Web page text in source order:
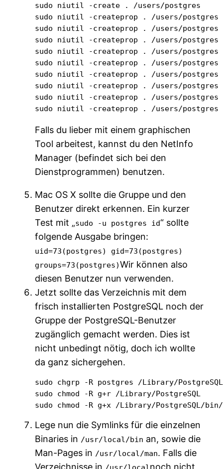
sudo niutil -create . /users/postgres
sudo niutil -createprop . /users/postgres
sudo niutil -createprop . /users/postgres
sudo niutil -createprop . /users/postgres
sudo niutil -createprop . /users/postgres
sudo niutil -createprop . /users/
sudo niutil -createprop . /users/postgres
sudo niutil -createprop . /users/postgres
sudo niutil -createprop . /users/postgres
sudo niutil -createprop . /users/postgres
Falls du lieber mit einem graphischen
Tool arbeitest, kannst du den NetInfo
Manager (befindet sich bei den
Dienstprogrammen) benutzen.
Mac OS X sollte die Gruppe und den
Benutzer direkt erkennen. Ein kurzer
Test mit „sudo -u postgres id“ sollte
folgende Ausgabe bringen:
uid=73(postgres) gid=73(postgres)
groups=73(postgres)Wir können also
diesen Benutzer nun verwenden.
Jetzt sollte das Verzeichnis mit dem
frisch installierten PostgreSQL noch der
Gruppe der PostgreSQL-Benutzer
zugänglich gemacht werden. Dies ist
nicht unbedingt nötig, doch ich wollte
da ganz sichergehen.
sudo chgrp -R postgres /Library/PostgreSQL
sudo chmod -R g+r /Library/PostgreSQL
sudo chmod -R g+x /Library/PostgreSQL/
Lege nun die Symlinks für die einzelnen
Binaries in /usr/local/bin an, sowie die
Man-Pages in /usr/local/man. Falls die
Verzeichnisse in /usr/local noch nicht